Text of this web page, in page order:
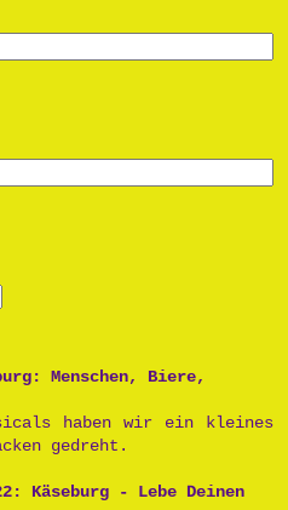
Menschen, Biere,
haben wir ein kleines
gedreht.
Käseburg - Lebe Deinen